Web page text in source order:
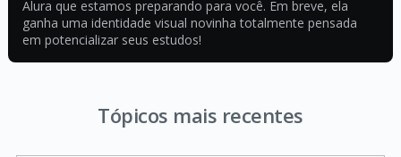
Alura que estamos preparando para você. Em breve, ela
ganha uma identidade visual novinha totalmente pensada
em potencializar seus estudos!
Tópicos mais recentes